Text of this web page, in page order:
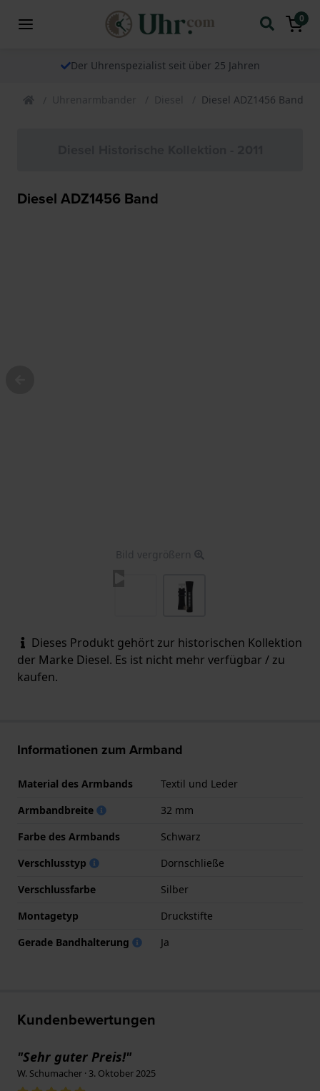
0
Der Uhrenspezialist seit über 25 Jahren
Uhrenarmbander Diesel Diesel ADZ1456 Band
Diesel ADZ1456 Band
Bild vergrößern
Dieses Produkt gehört zur historischen Kollektion
der Marke Diesel. Es ist nicht mehr verfügbar / zu
kaufen.
Informationen zum Armband
Material des Armbands
Textil und Leder
Armbandbreite
32 mm
Farbe des Armbands
Schwarz
Verschlusstyp
Dornschließe
Verschlussfarbe
Silber
Montagetyp
Druckstifte
Gerade Bandhalterung
Ja
Kundenbewertungen
"Sehr guter Preis!"
W. Schumacher · 3. Oktober 2025